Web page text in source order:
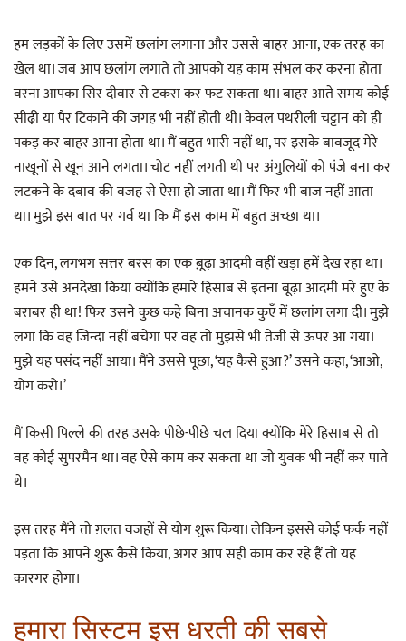
हम लड़कों के लिए उसमें छलांग लगाना और उससे बाहर आना, एक तरह का
खेल था। जब आप छलांग लगाते तो आपको यह काम संभल कर करना होता
वरना आपका सिर दीवार से टकरा कर फट सकता था। बाहर आते समय कोई
सीढ़ी या पैर टिकाने की जगह भी नहीं होती थी। केवल पथरीली चट्टान को ही
पकड़ कर बाहर आना होता था। मैं बहुत भारी नहीं था, पर इसके बावजूद मेरे
नाखूनों से खून आने लगता। चोट नहीं लगती थी पर अंगुलियों को पंजे बना कर
लटकने के दबाव की वजह से ऐसा हो जाता था। मैं फिर भी बाज नहीं आता
था। मुझे इस बात पर गर्व था कि मैं इस काम में बहुत अच्छा था।
एक दिन, लगभग सत्तर बरस का एक बू़ढ़ा आदमी वहीं खड़ा हमें देख रहा था।
हमने उसे अनदेखा किया क्योंकि हमारे हिसाब से इतना बूढ़ा आदमी मरे हुए के
बराबर ही था! फिर उसने कुछ कहे बिना अचानक कुएँ में छलांग लगा दी। मुझे
लगा कि वह जिन्दा नहीं बचेगा पर वह तो मुझसे भी तेजी से ऊपर आ गया।
मुझे यह पसंद नहीं आया। मैंने उससे पूछा, ‘यह कैसे हुआ?’ उसने कहा, ‘आओ,
योग करो।’
मैं किसी पिल्ले की तरह उसके पीछे-पीछे चल दिया क्योंकि मेरे हिसाब से तो
वह कोई सुपरमैन था। वह ऐसे काम कर सकता था जो युवक भी नहीं कर पाते
थे।
इस तरह मैंने तो ग़लत वजहों से योग शुरू किया। लेकिन इससे कोई फर्क नहीं
पड़ता कि आपने शुरू कैसे किया, अगर आप सही काम कर रहे हैं तो यह
कारगर होगा।
हमारा सिस्टम इस धरती की सबसे